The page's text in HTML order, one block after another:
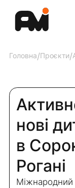
Головна/Проєкти/
нові
в
Рогані
Міжнародний